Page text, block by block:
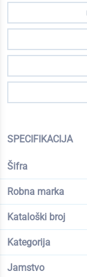
SPECIFIKACIJA
Šifra
Robna marka
Kataloški broj
Kategorija
Jamstvo